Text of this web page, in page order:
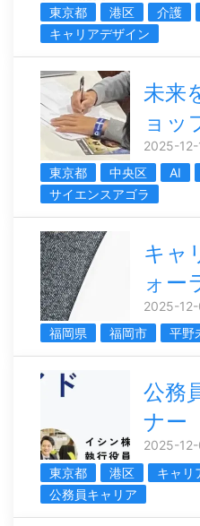
東京都 港区 介護
キャリアデザイン
未来
ョッ
2025-
東京都
中央区 AI
サイエンスアゴラ
キャ
ォー
2025-
福岡県
福岡市 平野
公務
ナー
2025-
東京都
港区 キャリ
公務員キャリア